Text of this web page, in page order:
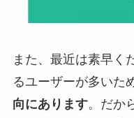
また、最近は素早く
るユーザーが多いた
向にあります。だか